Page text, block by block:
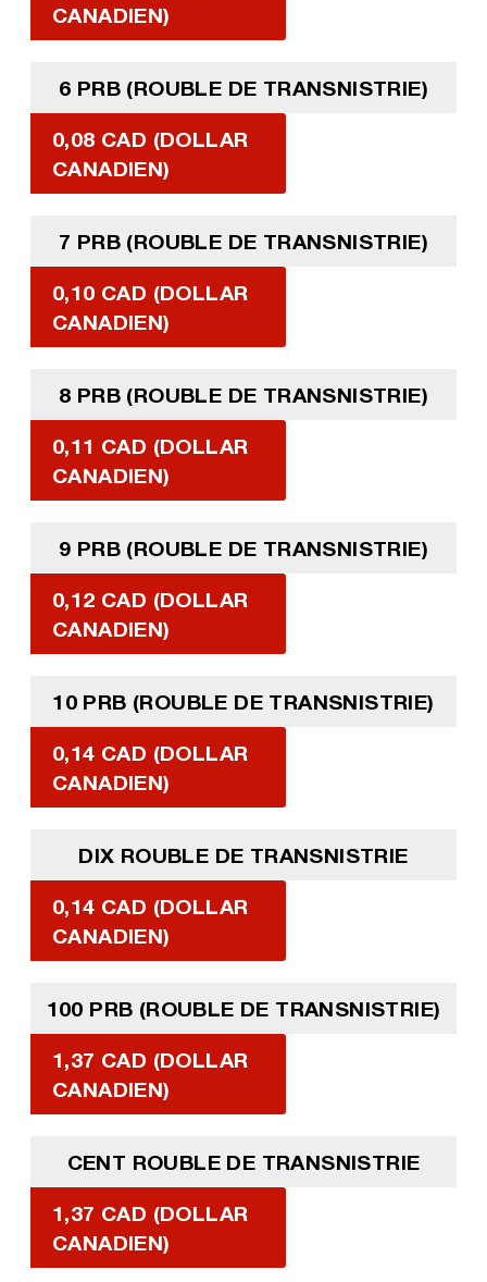
CANADIEN)
6 PRB (ROUBLE DE TRANSNISTRIE)
0,08 CAD (DOLLAR
CANADIEN)
7 PRB (ROUBLE DE TRANSNISTRIE)
0,10 CAD (DOLLAR
CANADIEN)
8 PRB (ROUBLE DE TRANSNISTRIE)
0,11 CAD (DOLLAR
CANADIEN)
9 PRB (ROUBLE DE TRANSNISTRIE)
0,12 CAD (DOLLAR
CANADIEN)
10 PRB (ROUBLE DE TRANSNISTRIE)
0,14 CAD (DOLLAR
CANADIEN)
DIX ROUBLE DE TRANSNISTRIE
0,14 CAD (DOLLAR
CANADIEN)
100 PRB (ROUBLE DE TRANSNISTRIE)
1,37 CAD (DOLLAR
CANADIEN)
CENT ROUBLE DE TRANSNISTRIE
1,37 CAD (DOLLAR
CANADIEN)